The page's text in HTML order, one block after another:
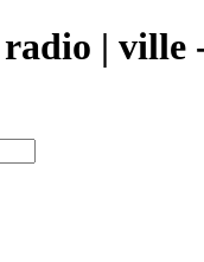
| ville